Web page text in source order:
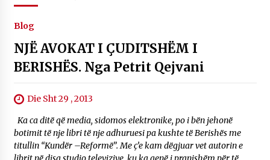
Blog
NJË AVOKAT I ÇUDITSHËM I
BERISHËS. Nga Petrit Qejvani
Die Sht 29 , 2013
Ka ca ditë që media, sidomos elektronike, po i bën jehonë
botimit të nje libri të nje adhuruesi pa kushte të Berishës me
titullin “Kundër –Reformë”. Me ç’e kam dëgjuar vet autorin e